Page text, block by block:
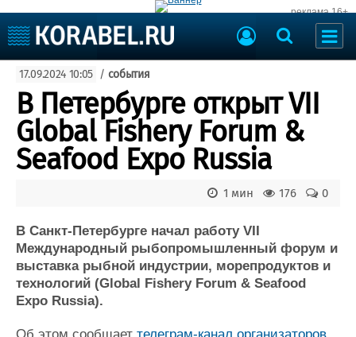
реклама 16+
Судоходство
Судоремонт
События
Пресс-релизы
Порты
Рыболовство
ВМФ
Судостроение
Пульс
Новости
Компании
Репутация
Работа
Торговая площадка
Доска объявлений
Продажа флота
Оборудование
Материалы
17.09.2024 10:05 / события
В Петербурге открыт VII
Global Fishery Forum &
Seafood Expo Russia
0
176
1 мин
В Санкт-Петербурге начал работу VII
Международный рыбопромышленный форум и
выставка рыбной индустрии, морепродуктов и
технологий (Global Fishery Forum & Seafood
Expo Russia).